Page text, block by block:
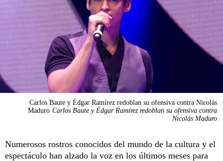
Carlos Baute y Édgar Ramírez redoblan su ofensiva contra Nicolás
Maduro Carlos Baute y Édgar Ramírez redoblan su ofensiva contra
Nicolás Maduro
Numerosos rostros conocidos del mundo de la cultura y el
espectáculo han alzado la voz en los últimos meses para